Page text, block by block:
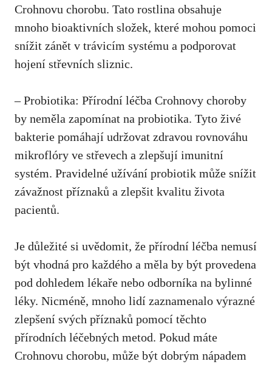
Crohnovu chorobu. Tato rostlina obsahuje
mnoho bioaktivních složek, ​které⁤ mohou pomoci
snížit zánět v trávicím systému a podporovat
‍hojení střevních‌ sliznic.
– Probiotika: Přírodní léčba​ Crohnovy choroby
by neměla zapomínat na probiotika. Tyto živé
⁣bakterie pomáhají udržovat zdravou ​rovnováhu
mikroflóry ve ​střevech a zlepšují imunitní
systém. ​Pravidelné ​užívání probiotik může ​snížit
závažnost příznaků ‌a zlepšit‍ kvalitu života
pacientů.
Je‌ důležité ​si ‍uvědomit, že ​přírodní ​léčba nemusí
být ⁤vhodná pro každého a měla by ⁣být provedena
pod dohledem lékaře nebo odborníka na bylinné⁤
léky. Nicméně,​ mnoho lidí zaznamenalo výrazné
zlepšení svých příznaků⁤ pomocí těchto⁢
přírodních léčebných metod.⁣ Pokud⁣ máte
Crohnovu chorobu, ⁤může být dobrým ⁢nápadem